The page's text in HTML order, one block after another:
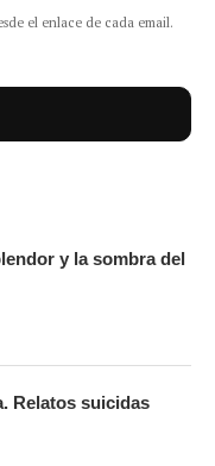
el enlace de cada email.
y la sombra del
Relatos suicidas